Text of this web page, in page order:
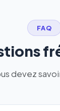
FAQ
devez